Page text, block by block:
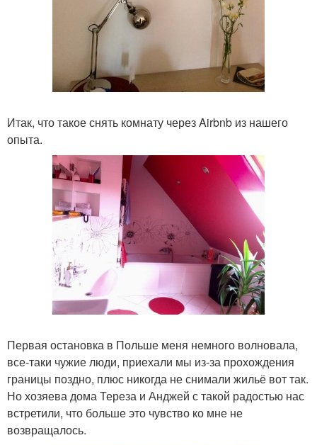
Итак, что такое снять комнату через Airbnb из нашего
опыта.
Первая остановка в Польше меня немного волновала,
все-таки чужие люди, приехали мы из-за прохождения
границы поздно, плюс никогда не снимали жильё вот так.
Но хозяева дома Тереза и Анджей с такой радостью нас
встретили, что больше это чувство ко мне не
возвращалось.